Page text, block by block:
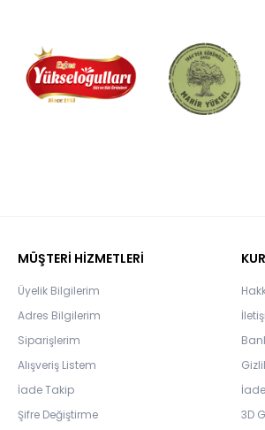
MÜŞTERİ HİZMETLERİ
Üyelik Bilgilerim
Adres Bilgilerim
Siparişlerim
Alışveriş Listem
İade Takip
Şifre Değiştirme
3D